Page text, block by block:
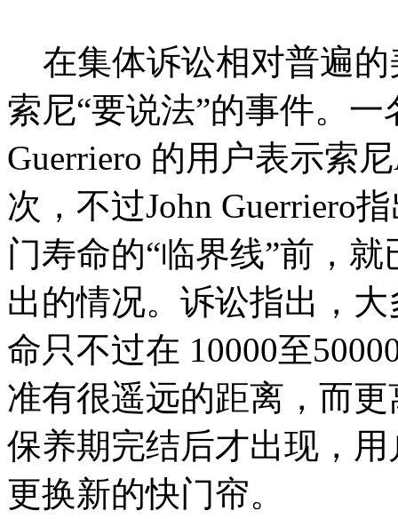
在集体诉讼相对普遍的
索尼“要说法”的事件。
Guerriero 的用户表示索
次，不过John Guerriero
门寿命的“临界线”前，
出的情况。诉讼指出，
命只不过在 10000至
准有很遥远的距离，而
保养期完结后才出现，
更换新的快门帘。